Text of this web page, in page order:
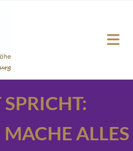
ALLES